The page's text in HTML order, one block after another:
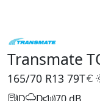
Transmate
165/70 R13 79T